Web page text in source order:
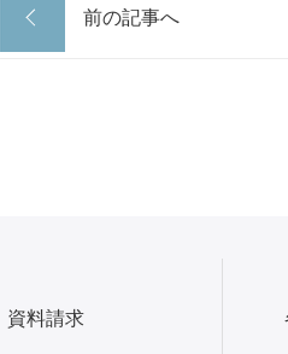
前の記事へ
資料請求